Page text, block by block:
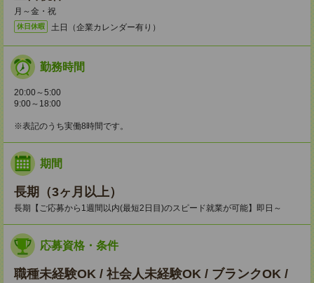
月～金・祝
休日休暇 土日（企業カレンダー有り）
勤務時間
20:00～5:00
9:00～18:00
※表記のうち実働8時間です。
期間
長期（3ヶ月以上）
長期【ご応募から1週間以内(最短2日目)のスピード就業が可能】即日～
応募資格・条件
職種未経験OK / 社会人未経験OK / ブランクOK /